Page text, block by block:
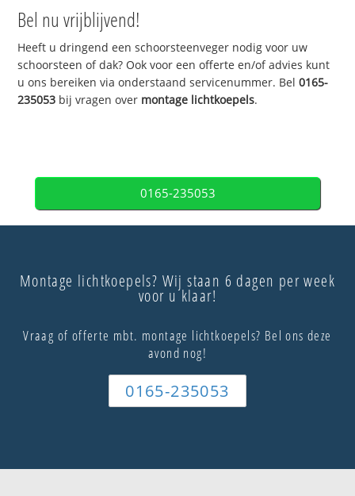
Bel nu vrijblijvend!
Heeft u dringend een schoorsteenveger nodig voor uw
schoorsteen of dak? Ook voor een offerte en/of advies kunt
u ons bereiken via onderstaand servicenummer. Bel0165-
235053 bij vragen over montage lichtkoepels.
0165-235053
Montage lichtkoepels? Wij staan 6 dagen per week
voor u klaar!
Vraag of offerte mbt. montage lichtkoepels? Bel ons deze
avond nog!
0165-235053